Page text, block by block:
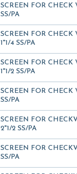
SCREEN FOR CHECK
SS/PA
SCREEN FOR CHECK
1"1/4 SS/PA
SCREEN FOR CHECK
1"1/2 SS/PA
SCREEN FOR CHECK
SS/PA
SCREEN FOR
2"1/2 SS/PA
SCREEN FOR
SS/PA